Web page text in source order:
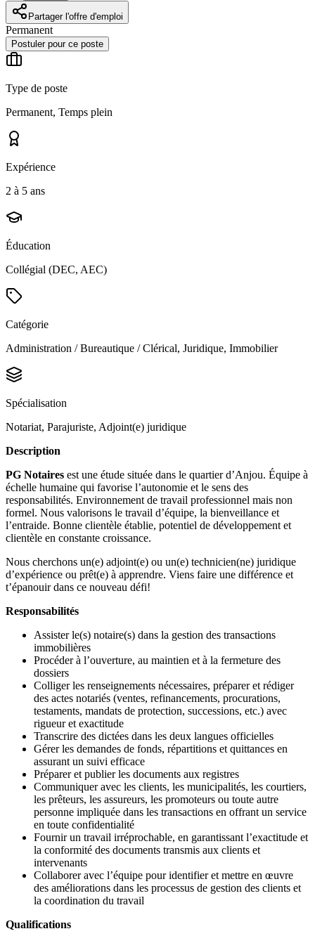
Partager l'offre d'emploi
Permanent
Postuler pour ce poste
Type de poste
Permanent, Temps plein
Expérience
2 à 5 ans
Éducation
Collégial (DEC, AEC)
Catégorie
Administration / Bureautique / Clérical, Juridique, Immobilier
Spécialisation
Notariat, Parajuriste, Adjoint(e) juridique
Description
PG Notaires est une étude située dans le quartier d’Anjou. Équipe à
échelle humaine qui favorise l’autonomie et le sens des
responsabilités. Environnement de travail professionnel mais non
formel. Nous valorisons le travail d’équipe, la bienveillance et
l’entraide. Bonne clientèle établie, potentiel de développement et
clientèle en constante croissance.
Nous cherchons un(e) adjoint(e) ou un(e) technicien(ne) juridique
d’expérience ou prêt(e) à apprendre. Viens faire une différence et
t’épanouir dans ce nouveau défi!
Responsabilités
Assister le(s) notaire(s) dans la gestion des transactions
immobilières
Procéder à l’ouverture, au maintien et à la fermeture des
dossiers
Colliger les renseignements nécessaires, préparer et rédiger
des actes notariés (ventes, refinancements, procurations,
testaments, mandats de protection, successions, etc.) avec
rigueur et exactitude
Transcrire des dictées dans les deux langues officielles
Gérer les demandes de fonds, répartitions et quittances en
assurant un suivi efficace
Préparer et publier les documents aux registres
Communiquer avec les clients, les municipalités, les courtiers,
les prêteurs, les assureurs, les promoteurs ou toute autre
personne impliquée dans les transactions en offrant un service
en toute confidentialité
Fournir un travail irréprochable, en garantissant l’exactitude et
la conformité des documents transmis aux clients et
intervenants
Collaborer avec l’équipe pour identifier et mettre en œuvre
des améliorations dans les processus de gestion des clients et
la coordination du travail
Qualifications